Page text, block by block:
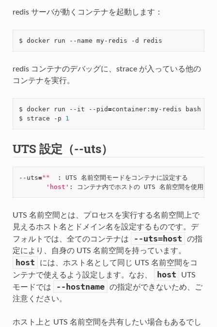
redis サーバが動くコンテナを起動します：
redis コンテナのデバッグに、strace が入っている他の
コンテナを実行。
$ docker run --it --pid=container:my-redis bash
$ strace -p 1
UTS 設定（--uts）
--uts=""
  : UTS 名前空間モードをコンテナに設定する
'host'
UTS 名前空間とは、プロセスを実行する名前空間上で
見えるホスト名とドメイン名を設定するものです。デ
フォルトでは、全てのコンテナは
--uts=host
の指
定により、自身の UTS 名前空間を持っています。
host
には、ホスト名として同じ UTS 名前空間をコ
ンテナで使えるよう設定します。なお、
host
UTS
モードでは
--hostname
の指定ができないため、ご
注意ください。
ホスト上と UTS 名前空間を共有したい場合もあるでし